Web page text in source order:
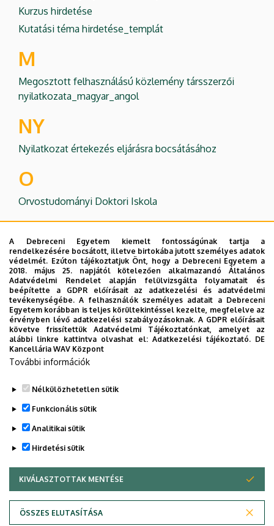
Kurzus hirdetése
Kutatási téma hirdetése_templát
M
Megosztott felhasználású közlemény társszerzői
nyilatkozata_magyar_angol
NY
Nyilatkozat értekezés eljárásra bocsátásához
O
Orvostudományi Doktori Iskola
Tájékoztató doktori szigorlathoz
Tájékoztató komplex vizsgához
Társszerzői nyilatkozat magyar_angol
Társtémavezetői kérelem
Templátok_értekezés_tézis_meghívó
Témavezető váltási kérelem
Témavezetői akkreditációs űrlap
Legutóbbi frissítés: 2026. 07. 09. 17:07
Adatvédelem
A Debreceni Egyetem kiemelt fontosságúnak tartja a
rendelkezésére bocsátott, illetve birtokába jutott személyes adatok
védelmét. Ezúton tájékoztatjuk Önt, hogy a Debreceni Egyetem a
2018. május 25. napjától kötelezően alkalmazandó Általános
Adatvédelmi Rendelet alapján felülvizsgálta folyamatait és
beépítette a GDPR előírásait az adatkezelési és adatvédelmi
tevékenységébe. A felhasználók személyes adatait a Debreceni
Egyetem korábban is teljes körültekintéssel kezelte, megfelelve az
érvényben lévő adatkezelési szabályozásoknak. A GDPR előírásait
követve frissítettük Adatvédelmi Tájékoztatónkat, amelyet az
alábbi linkre kattintva olvashat el:Adatkezelési tájékoztató. DE
Kancellária WAV Központ
További információk
Nélkülözhetetlen sütik
Funkcionális sütik
Analitikai sütik
Hirdetési sütik
KIVÁLASZTOTTAK MENTÉSE
ÖSSZES ELUTASÍTÁSA
WITHDRAW CONSENT